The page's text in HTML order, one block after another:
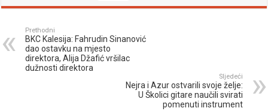
Prethodni
BKC Kalesija: Fahrudin Sinanović
dao ostavku na mjesto
direktora, Alija Džafić vršilac
dužnosti direktora
Sljedeći
Nejra i Azur ostvarili svoje želje:
U Školici gitare naučili svirati
pomenuti instrument